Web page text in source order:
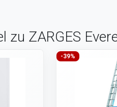
zu ZARGES
-39%